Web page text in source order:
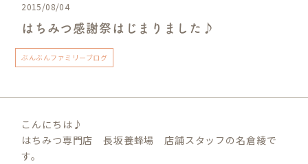
2015/08/04
はちみつ感謝祭はじまりました♪
ぶんぶんファミリーブログ
こんにちは♪
はちみつ専門店 長坂養蜂場 店舗スタッフの名倉綾で
す。